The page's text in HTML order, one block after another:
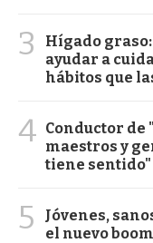
3
Hígado
ayudar a
hábitos que
4 Conductor de
maestros y
tiene sentido"
5
Jóvenes,
el nuevo